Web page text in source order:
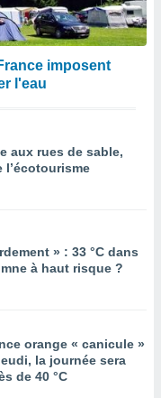
imposent
l'eau
aux rues de sable,
l’écotourisme
» : 33 °C dans
à haut risque ?
orange « canicule »
la journée sera
de 40 °C